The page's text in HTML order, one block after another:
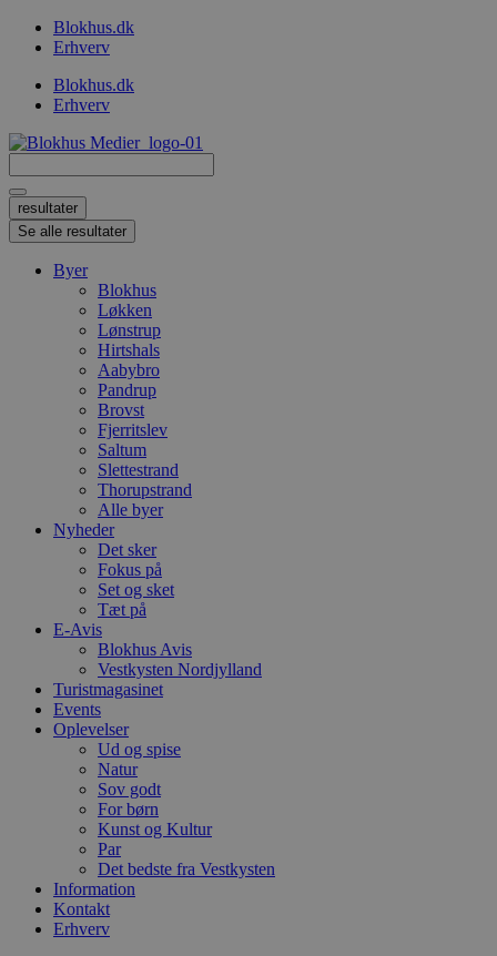
VidereBlokhus.dk
Erhverv
Blokhus.dk
Erhverv
...
resultater
Se alle resultater
Byer
Blokhus
Løkken
Lønstrup
Hirtshals
Aabybro
Pandrup
Brovst
Fjerritslev
Saltum
Slettestrand
Thorupstrand
Alle byer
Nyheder
Det sker
Fokus på
Set og sket
Tæt på
E-Avis
Blokhus Avis
Vestkysten Nordjylland
Turistmagasinet
Events
Oplevelser
Ud og spise
Natur
Sov godt
For børn
Kunst og Kultur
Par
Det bedste fra Vestkysten
Information
Kontakt
Erhverv